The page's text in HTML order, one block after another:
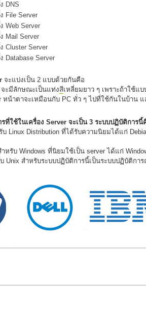
DNS
File Server
Web Server
Mail Server
Cluster Server
Database Server
จะแบ่งเป็น 2 แบบด้วยกันคือ
จะมีลักษณะเป็นแท่งสีเหลี่ยมยาว ๆ เพราะถ้าใช้แ
หน้าตาจะเหมือนกับ PC ทั่ว ๆ ไปที่ใช้กันในบ้าน แ
ที่ใช้ในเครื่อง Server จะเป็น 3 ระบบปฏิบัติการนี้
บ Linux Distribution ที่ได้รับความนิยมได้แก่
ำหรับ Windows ที่นิยมใช้เป็น server ได้แก่
Unix สำหรับระบบปฏิบัติการนี้เป็นระบบปฏิบัติก